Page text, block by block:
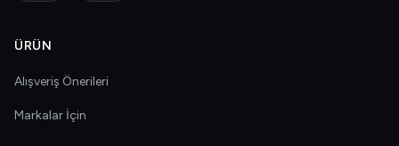
ÜRÜN
Alışveriş Önerileri
Markalar İçin